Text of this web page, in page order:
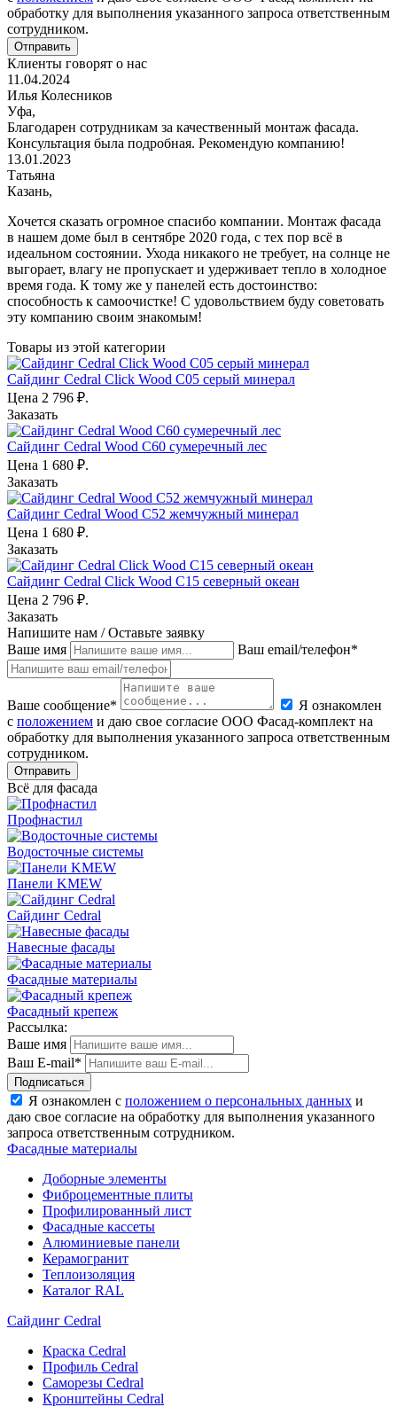
обработку для выполнения указанного запроса ответственным
сотрудником.
Отправить
Клиенты говорят о нас
11.04.2024
Илья Колесников
Уфа,
Благодарен сотрудникам за качественный монтаж фасада.
Консультация была подробная. Рекомендую компанию!
13.01.2023
Татьяна
Казань,
Хочется сказать огромное спасибо компании. Монтаж фасада
в нашем доме был в сентябре 2020 года, с тех пор всё в
идеальном состоянии. Ухода никакого не требует, на солнце не
выгорает, влагу не пропускает и удерживает тепло в холодное
время года. К тому же у панелей есть достоинство:
способность к самоочистке! С удовольствием буду советовать
эту компанию своим знакомым!
Товары из этой категории
Сайдинг Cedral Click Wood C05 серый минерал
Цена 2 796 ₽.
Заказать
Сайдинг Cedral Wood C60 сумеречный лес
Цена 1 680 ₽.
Заказать
Сайдинг Cedral Wood С52 жемчужный минерал
Цена 1 680 ₽.
Заказать
Сайдинг Cedral Click Wood С15 северный океан
Цена 2 796 ₽.
Заказать
Напишите нам / Оставьте заявку
Ваше имя
Ваш email/телефон*
Ваше сообщение*
Я ознакомлен
с положением и даю свое согласие ООО Фасад-комплект на
обработку для выполнения указанного запроса ответственным
сотрудником.
Отправить
Всё для фасада
Профнастил
Водосточные системы
Панели KMEW
Сайдинг Cedral
Навесные фасады
Фасадные материалы
Фасадный крепеж
Рассылка:
Ваше имя
Ваш E-mail*
Подписаться
Я ознакомлен с положением о персональных данных и
даю свое согласие на обработку для выполнения указанного
запроса ответственным сотрудником.
Фасадные материалы
Доборные элементы
Фиброцементные плиты
Профилированный лист
Фасадные кассеты
Алюминиевые панели
Керамогранит
Теплоизоляция
Каталог RAL
Сайдинг Cedral
Краска Cedral
Профиль Cedral
Саморезы Cedral
Кронштейны Cedral